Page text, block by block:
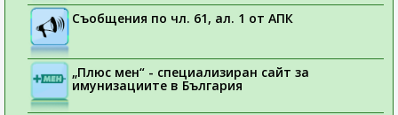
Съобщения по чл. 61, ал. 1 от АПК
„Плюс мен“ - специализиран сайт за
имунизациите в България